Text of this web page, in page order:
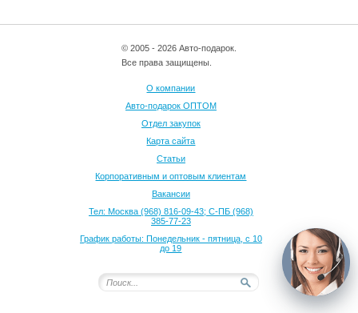
© 2005 - 2026 Авто-подарок.
Все права защищены.
О компании
Авто-подарок ОПТОМ
Отдел закупок
Карта сайта
Статьи
Корпоративным и оптовым клиентам
Вакансии
Тел: Москва (968) 816-09-43; С-ПБ (968)
385-77-23
График работы: Понедельник - пятница, с 10
до 19